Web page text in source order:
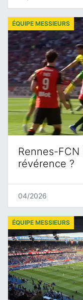
Rennes-FCN
révérence ?
ÉQUIPE MESSIEURS
04/2026
ÉQUIPE MESSIEURS